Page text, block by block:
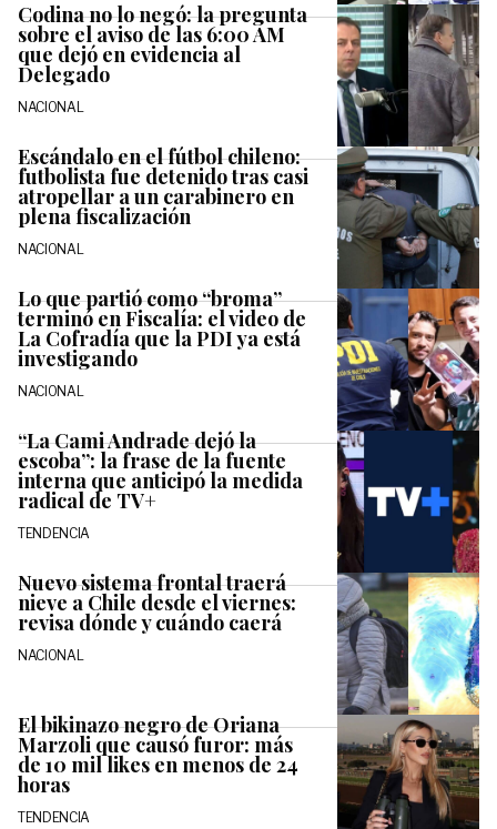
Codina no lo negó: la pregunta
sobre el aviso de las 6:00 AM
que dejó en evidencia al
Delegado
NACIONAL
Escándalo en el fútbol chileno:
futbolista fue detenido tras casi
atropellar a un carabinero en
plena fiscalización
NACIONAL
Lo que partió como “broma”
terminó en Fiscalía: el video de
La Cofradía que la PDI ya está
investigando
NACIONAL
“La Cami Andrade dejó la
escoba”: la frase de la fuente
interna que anticipó la medida
radical de TV+
TENDENCIA
Nuevo sistema frontal traerá
nieve a Chile desde el viernes:
revisa dónde y cuándo caerá
NACIONAL
El bikinazo negro de Oriana
Marzoli que causó furor: más
de 10 mil likes en menos de 24
horas
TENDENCIA